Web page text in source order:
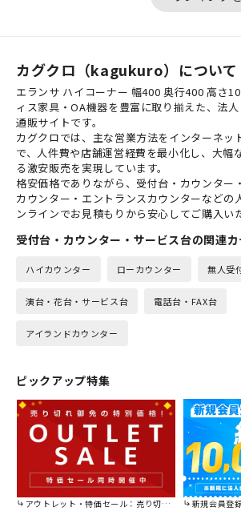
カグクロ（kagukuro）について
エランサ ハイコーナー 幅400 奥行400 高さ
ィス家具・OA機器を豊富に取り揃えた、法
通販サイトです。
カグクロでは、主な営業方法をインターネッ
で、人件費や店舗運営経費を最小化し、大幅
る激安販売を実現しています。
格安価格でありながら、受付台・カウンター
カウンター・エントランスカウンターなどの
ンラインでお見積もりから安心してご購入い
受付台・カウンター・サービス台の関連
ハイカウンター ローカウンター 無人受
演台・花台・サービス台 電話台・FAX台
アイランドカウンター
ピックアップ特集
アウトレット・特価セール：売り切れ御免の特別価格！ 新規会員登録キャン